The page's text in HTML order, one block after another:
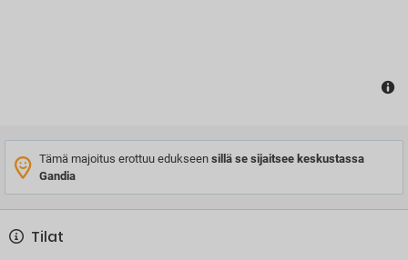
Tämä majoitus erottuu edukseen sillä se sijaitsee keskustassa
Gandia
Tilat